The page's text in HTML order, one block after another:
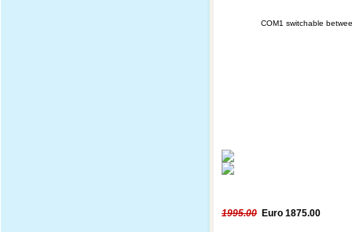
COM1 switchable
1995.00 Euro 1875.00